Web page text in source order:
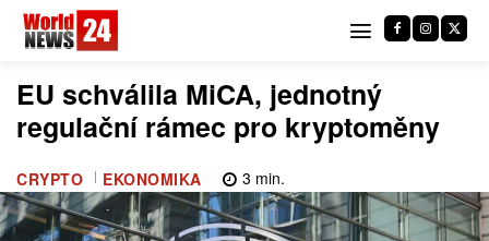
EU schválila MiCA, jednotný
regulační rámec pro kryptoměny
CRYPTO EKONOMIKA 3 min.